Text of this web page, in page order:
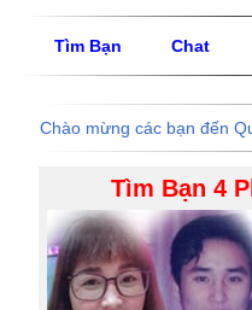
Tìm Bạn Chat
Chào mừng các bạn đến
Tìm Bạn 4